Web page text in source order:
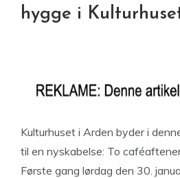
hygge i
Kulturhuset i Arden byder i
til en nyskabelse: To
Første gang lørdag den 30.